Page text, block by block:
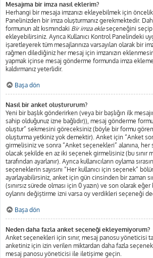
Mesajıma bir imza nasıl eklerim?
Herhangi bir mesaja imzanızı ekleyebilmek için
Panelinizden bir imza oluşturmanız gerekmektedir.
formunun alt kısmındaki Bir imza ekleseçeneğini seçip
ekleyebilirsiniz. Ayrıca Kullanıcı Kontrol Panelindeki
işaretleyerek tüm mesajlarınıza varsayılan olarak bir
rağmen dilediğiniz her mesaj için imzanızın
yapmak içinse mesaj gönderme formunda imza
kaldırmanız yeterlidir.
Başa dön
Nasıl bir anket oluştururum?
Yeni bir başlık gönderirken (veya bir başlığın ilk
sahip olduğunuz izne bağlıdır)), mesaj gönderme
oluştur” sekmesini göreceksiniz (böyle bir formu
oluşturma yetkiniz yok demektir). Anket için “Anket
girmelisiniz ve sonra “Anket seçenekleri” alanına, her
olacak şekilde en az iki seçenek girmelisiniz (bu sınır
tarafından ayarlanır). Ayrıca kullanıcıların oylama
seçeneklerin sayısını “Her kullanıcı için seçenek”
ayarlayabilirsiniz, anket için gün cinsinden bir zaman
(sınırsız sürede olması için 0 yazın) ve son olarak eğer
oylarını değiştirme izni varsa oy verdikleri seçeneği
Başa dön
Neden daha fazla anket seçeneği ekleyemiyorum?
Anket seçenekleri için sınır, mesaj panosu yöneticisi
anketiniz için izin verilen miktardan daha fazla
mesaj panosu yöneticisi ile iletişime geçin.